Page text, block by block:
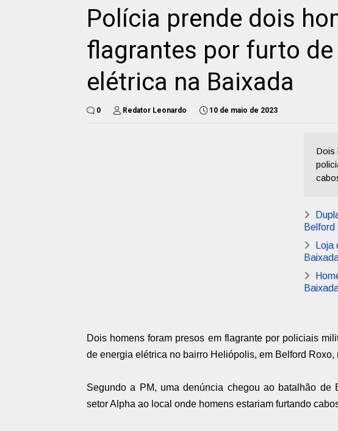
Polícia prende dois
flagrantes por furto
elétrica na Baixada
0 Redator Leonardo 10 de maio de 2023
Dois
Belford
Dois homens foram presos em flagrante por policiais
de energia elétrica no bairro Heliópolis, em Belford Roxo,
Segundo a PM, uma denúncia chegou ao batalhão
setor Alpha ao local onde homens estariam furtando